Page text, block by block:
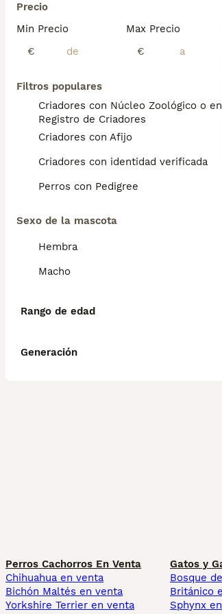
Precio
Min Precio
€
Max Precio
€
Filtros populares
Criadores con Núcleo Zoológico o en
Registro de Criadores
Criadores con Afijo
Criadores con identidad verificada
Perros con Pedigree
Sexo de la mascota
Hembra
Macho
Rango de edad
Generación
Perros Cachorros En Venta
Chihuahua en venta
Bichón Maltés en venta
Yorkshire Terrier en venta
Gatos y
Bosque
Británico
Sphynx